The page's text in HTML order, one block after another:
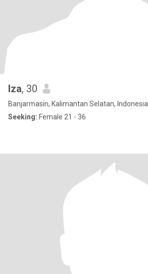
Iza, 30
Banjarmasin, Kalimantan Selatan, Indonesia
Seeking: Female 21 - 36